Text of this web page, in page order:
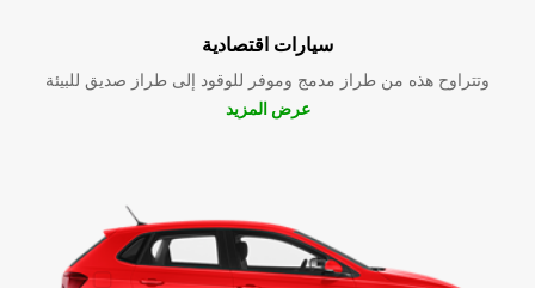
سيارات اقتصادية
وتتراوح هذه من طراز مدمج وموفر للوقود إلى طراز صديق للبيئة
عرض المزيد